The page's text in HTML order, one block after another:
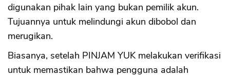
digunakan pihak lain yang bukan pemilik akun.
Tujuannya untuk melindungi akun dibobol dan
merugikan.
Biasanya, setelah PINJAM YUK melakukan verifikasi
untuk memastikan bahwa pengguna adalah